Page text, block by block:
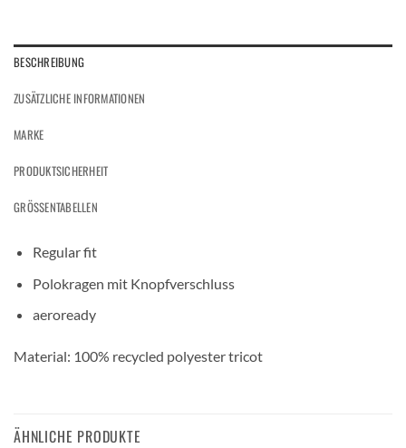
BESCHREIBUNG
ZUSÄTZLICHE INFORMATIONEN
MARKE
PRODUKTSICHERHEIT
GRÖSSENTABELLEN
Regular fit
Polokragen mit Knopfverschluss
aeroready
Material: 100% recycled polyester tricot
ÄHNLICHE PRODUKTE